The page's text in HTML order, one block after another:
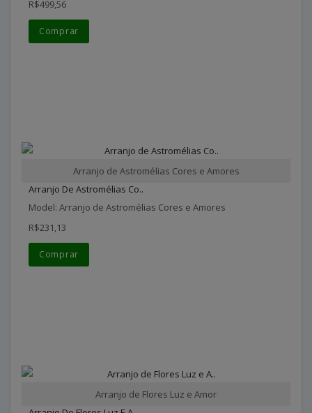
R$499,56
Comprar
Arranjo de Astromélias Cores e Amores
Arranjo De Astromélias Co..
Model: Arranjo de Astromélias Cores e Amores
R$231,13
Comprar
Arranjo de Flores Luz e Amor